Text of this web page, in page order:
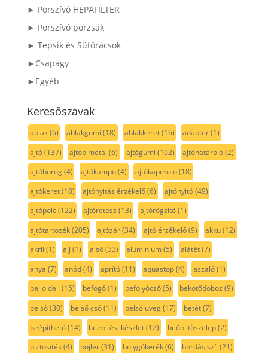
► Porszívó HEPAFILTER
► Porszívó porzsák
► Tepsik és Sütőrácsok
►Csapágy
►Egyéb
Keresőszavak
ablak(6) ablakgumi (18) ablakkeret(16) adapter(1)
ajtó(137) ajtóbimetál (6) ajtógumi (102) ajtóhatároló(2)
ajtóhorog(4) ajtókampó(4) ajtókapcsoló(18)
ajtókeret(18) ajtónyitás érzékelő(6) ajtónyitó(49)
ajtópolc(122) ajtóretesz (13) ajtórögzítő(1)
ajtótartozék(205) ajtózár(34) ajtó érzékelő(9) akku(12)
akril (1) alj (1) alsó(33) aluminium(5) alátét(7)
anya (7) anód(4) aprító(11) aquastop(4) aszaló(1)
bal oldali (15) befogó(1) befolyócső(5) bekötődoboz (9)
belső(30) belső cső(11) belső üveg(17) betét(7)
beépíthető(14) beépítési készlet(12) beőblítőszelep(2)
biztosíték(4) bojler(31) bolygókerék(6) bordás szíj (21)